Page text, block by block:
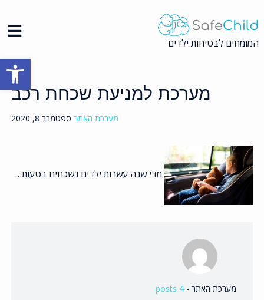
פתח
to
המומחים לבטיחות ילדים
מערכת למניעת שכחת רכב
מערכת האתר ספטמבר 8, 2020
מדי שנה עשרות ילדים נשכחים בטעות…
מערכת האתר-
4 posts